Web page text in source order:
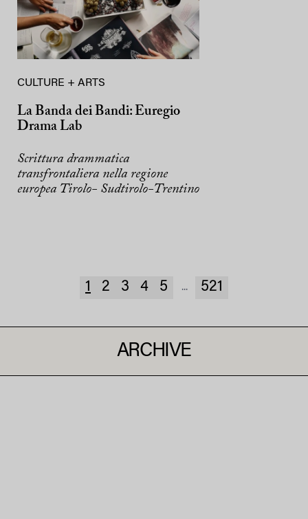
CULTURE + ARTS
La Banda dei Bandi: Euregio
Drama Lab
Scrittura drammatica
transfrontaliera nella regione
europea Tirolo- Sudtirolo-Trentino
1 2 3 4 5 ... 521
ARCHIVE